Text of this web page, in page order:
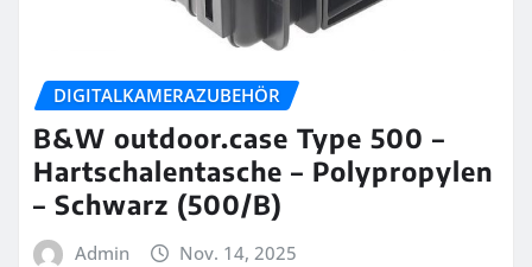
DIGITALKAMERAZUBEHÖR
B&W outdoor.case Type 500 –
Hartschalentasche – Polypropylen
– Schwarz (500/B)
Admin Nov. 14, 2025